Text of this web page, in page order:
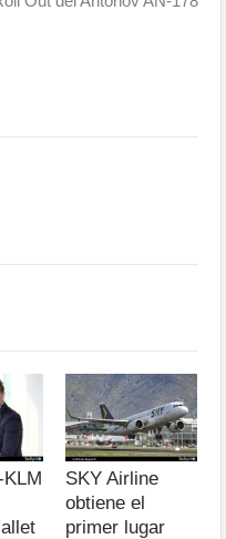
SKY Airline
obtiene el
primer lugar